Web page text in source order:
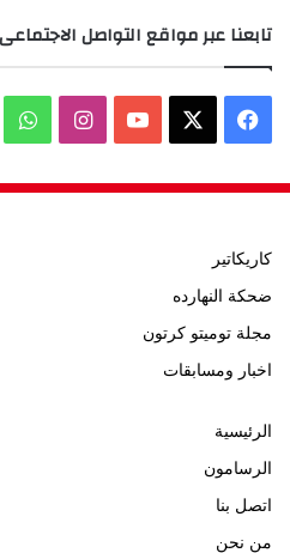
تابعنا عبر مواقع التواصل الاجتماعى
فيسبوك ‫YouTubeانستقرام
كاريكاتير
ضحكة النهارده
مجلة توميتو كرتون
اخبار ومسابقات
الرئيسية
الرسامون
اتصل بنا
من نحن